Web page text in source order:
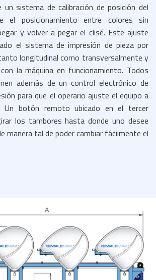
un sistema de calibración de posición del
el posicionamiento entre colores sin
y volver a pegar el clisé. Este ajuste
el sistema de impresión de pieza por
longitudinal como transversalmente y
la máquina en funcionamiento. Todos
además de un control electrónico de
para que el operario ajuste el equipo a
Un botón remoto ubicado en el tercer
los tambores hasta donde uno desee
manera tal de poder cambiar fácilmente el